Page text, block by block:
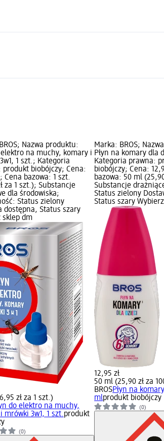
Nazwa produktu:
elektro na muchy, komary i
1 szt.; Kategoria
produkt biobójczy; Cena:
Cena bazowa: 1 szt.
za 1 szt.); Substancje
dla środowiska;
Status zielony
dostępna, Status szary
sklep dm
zł za 1 szt.)
do elektro na muchy,
mrówki 3w1, 1 szt.produkt
(0)
Marka: BROS;
Płyn na komary dla
Kategoria prawna:
biobójczy; Cena:
bazowa: 50 ml
Substancje
Status zielony
Status szary
12,95 zł
50 ml (25,90 zł za
BROSPłyn na
mlprodukt biobójczy
(0)